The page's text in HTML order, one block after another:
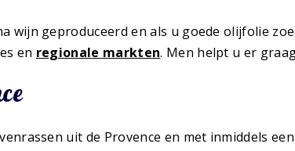
wijn geproduceerd en als u goede olijfolie
en regionale markten. Men helpt u er
uit de Provence en met inmiddels